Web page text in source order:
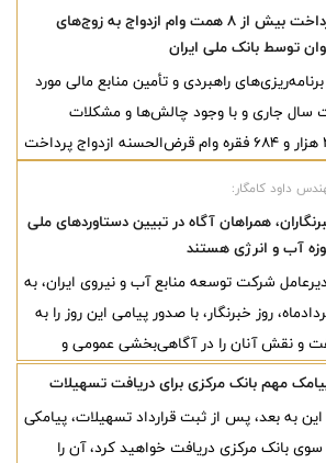
پرداخت بیش از ۸ همت وام ازدواج به زوج‌های
توسط بانک ملی ایران
راهبردی و تأمین منابع مالی مورد
سال جاری و با وجود چالش‌ها و مشکلات
ایجادشده، موفق شد ۲۵ هزار و ۶۸۴ فقره وام قرض‌الحسنه ازدواج پرداخت
هزاران زوج جوان را فراهم سازد.
داود کامگار:
همراهان آگاه در تبیین دستاوردهای ملی
آب و انرژی هستند
شرکت توسعه منابع آب و نیروی ایران، به
فرارسیدن ۱۷ مردادماه، روز خبرنگار، با صدور پیامی این روز را به
و نقش آنان را در آگاهی‌بخشی عمومی و
حائز اهمیت دانست.
مهم بانک مرکزی برای دریافت تسهیلات
این به بعد، پس از ثبت قرارداد تسهیلات، پیامکی
سوی بانک مرکزی دریافت خواهید کرد، آن را